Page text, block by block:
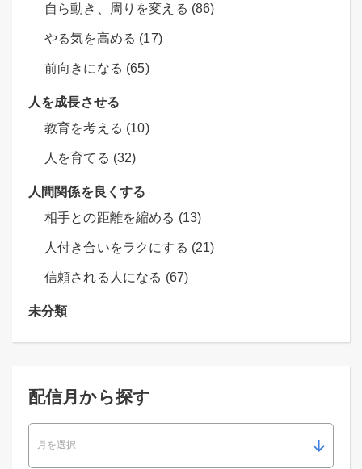
自ら動き、周りを変える (86)
やる気を高める (17)
前向きになる (65)
人を成長させる
教育を考える (10)
人を育てる (32)
人間関係を良くする
相手との距離を縮める (13)
人付き合いをラクにする (21)
信頼される人になる (67)
未分類
配信月から探す